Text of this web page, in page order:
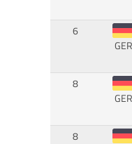
6
GER
8
GER
8